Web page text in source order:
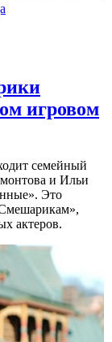
игровом
семейный
и Ильи
Это
актеров.